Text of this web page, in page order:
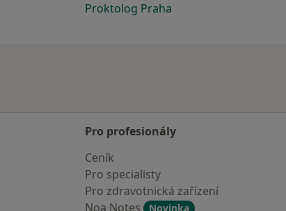
Proktolog Praha
Pro profesionály
Ceník
Pro specialisty
Pro zdravotnická zařízení
Noa Notes
Novinka